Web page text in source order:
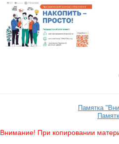
Памятка
Внимание! При копировании